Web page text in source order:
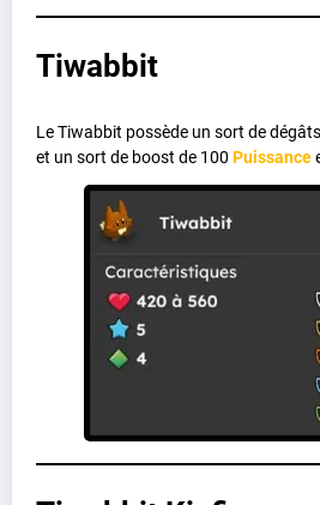
Tiwabbit
Le Tiwabbit possède un sort de dégâts
et un sort de boost de 100 Puissance